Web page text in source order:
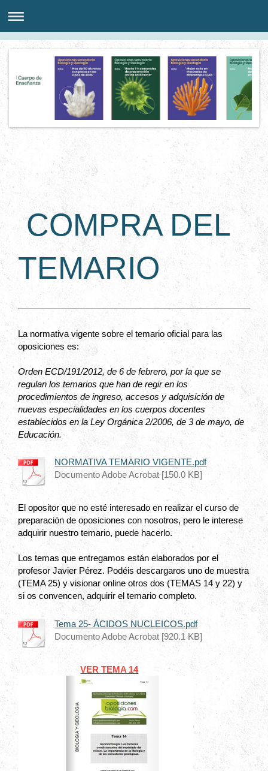
COMPRA DEL
TEMARIO
La normativa vigente sobre el temario oficial para las
oposiciones es:
Orden ECD/191/2012, de 6 de febrero, por la que se
regulan los temarios que han de regir en los
procedimientos de ingreso, accesos y adquisición de
nuevas especialidades en los cuerpos docentes
establecidos en la Ley Orgánica 2/2006, de 3 de mayo, de
Educación.
NORMATIVA TEMARIO VIGENTE.pdf
Documento Adobe Acrobat [150.0 KB]
El opositor que no esté interesado en realizar el curso de
preparación de oposiciones con nosotros, pero le interese
adquirir nuestro temario, puede hacerlo.
Los temas que entregamos están elaborados por el
profesor Javier Pérez. Podéis descargaros uno de muestra
(TEMA 25) y visionar online otros dos (TEMAS 14 y 22) y
si os convencen, adquirir el temario completo.
Tema 25- ÁCIDOS NUCLEICOS.pdf
Documento Adobe Acrobat [920.1 KB]
VER TEMA 14